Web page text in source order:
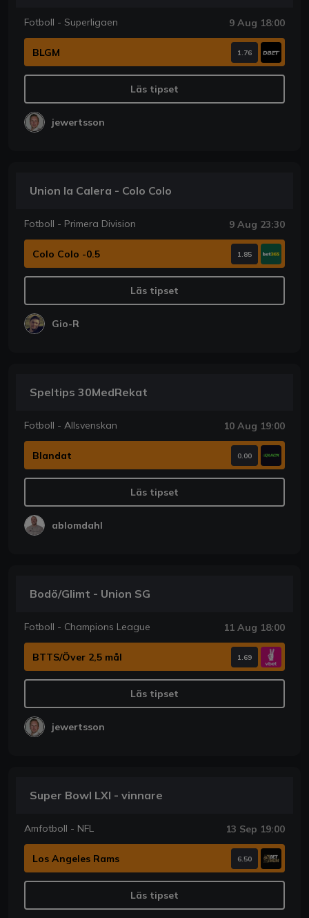
Fotboll - Superligaen 9 Aug 18:00
BLGM 1.76
Läs tipset
jewertsson
Union la Calera - Colo Colo
Fotboll - Primera Division 9 Aug 23:30
Colo Colo -0.5 1.85
Läs tipset
Gio-R
Speltips 30MedRekat
Fotboll - Allsvenskan 10 Aug 19:00
Blandat 0.00
Läs tipset
ablomdahl
Bodö/Glimt - Union SG
Fotboll - Champions League 11 Aug 18:00
BTTS/Över 2,5 mål 1.69
Läs tipset
jewertsson
Super Bowl LXI - vinnare
Amfotboll - NFL 13 Sep 19:00
Los Angeles Rams 6.50
Läs tipset